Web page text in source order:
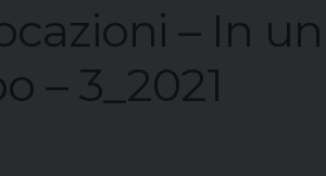
– In un
– 3_2021